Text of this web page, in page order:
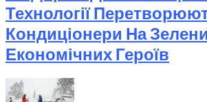
Технології
Кондиціонери На
Економічних Героїв